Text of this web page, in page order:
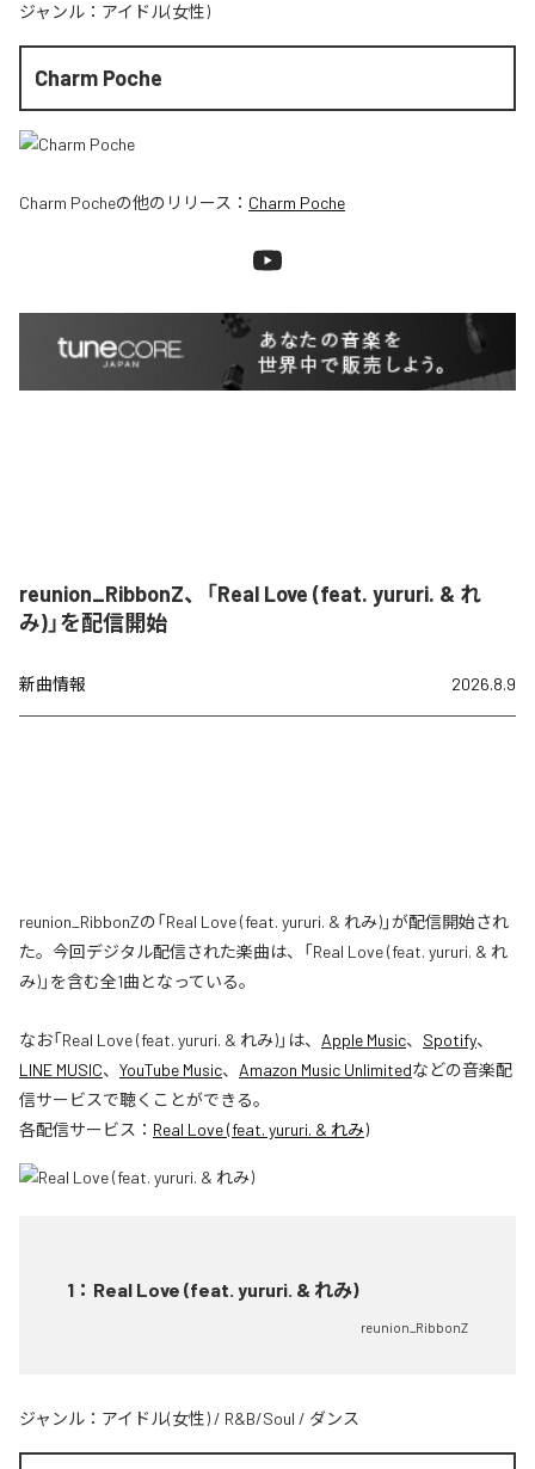
ジャンル： アイドル(女性)
Charm Poche
Charm Pocheの他のリリース： Charm Poche
reunion_RibbonZ、「Real Love (feat. yururi. & れ
み)」を配信開始
新曲情報 2026.8.9
reunion_RibbonZの「Real Love (feat. yururi. & れみ)」が配信開始され
た。今回デジタル配信された楽曲は、「Real Love (feat. yururi. & れ
み)」を含む全1曲となっている。
なお「Real Love (feat. yururi. & れみ)」は、 Apple Music、 Spotify、
LINE MUSIC、 YouTube Music、 Amazon Music Unlimitedなどの音楽配
信サービスで聴くことができる。
各配信サービス： Real Love (feat. yururi. & れみ)
1 ： Real Love (feat. yururi. & れみ)
reunion_RibbonZ
ジャンル： アイドル(女性) / R&B/Soul / ダンス